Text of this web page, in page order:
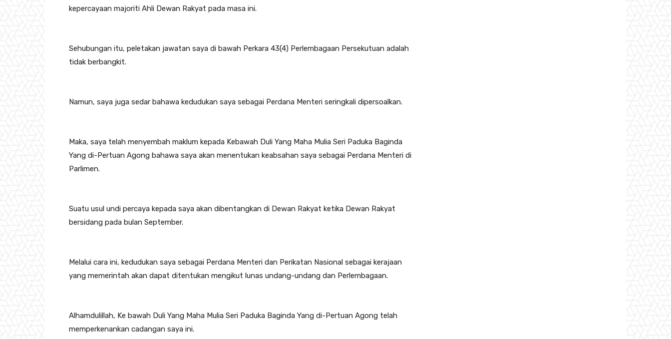
kepercayaan majoriti Ahli Dewan Rakyat pada masa ini.
Sehubungan itu, peletakan jawatan saya di bawah Perkara 43(4) Perlembagaan Persekutuan adalah
tidak berbangkit.
Namun, saya juga sedar bahawa kedudukan saya sebagai Perdana Menteri seringkali dipersoalkan.
Maka, saya telah menyembah maklum kepada Kebawah Duli Yang Maha Mulia Seri Paduka Baginda
Yang di-Pertuan Agong bahawa saya akan menentukan keabsahan saya sebagai Perdana Menteri di
Parlimen.
Suatu usul undi percaya kepada saya akan dibentangkan di Dewan Rakyat ketika Dewan Rakyat
bersidang pada bulan September.
Melalui cara ini, kedudukan saya sebagai Perdana Menteri dan Perikatan Nasional sebagai kerajaan
yang memerintah akan dapat ditentukan mengikut lunas undang-undang dan Perlembagaan.
Alhamdulillah, Ke bawah Duli Yang Maha Mulia Seri Paduka Baginda Yang di-Pertuan Agong telah
memperkenankan cadangan saya ini.